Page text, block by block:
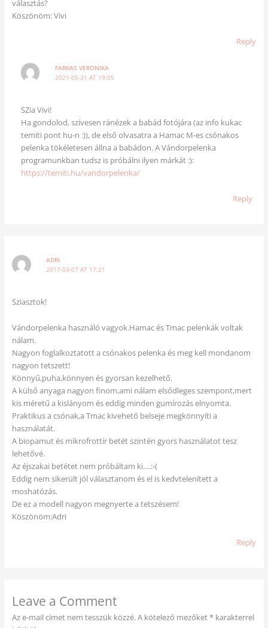
választás?
Köszönöm: Vivi
Reply
FARKAS VERONIKA
2021-05-31 AT 19:05
SZia Vivi!
Ha gondolod, szívesen ránézek a babád fotójára (az info kukac
temiti pont hu-n :)), de első olvasatra a Hamac M-es csónakos
pelenka tökéletesen állna a babádon. A Vándorpelenka
programunkban tudsz is próbálni ilyen márkát :):
https://temiti.hu/vandorpelenka/
Reply
ADRI
2017-03-07 AT 17:21
Sziasztok!
Vándorpelenka használó vagyok.Hamac és Tmac pelenkák voltak
nálam.
Nagyon foglalkoztatott a csónakos pelenka és meg kell mondanom
nagyon tetszett!
Könnyű,puha,könnyen és gyorsan kezelhető.
A külső anyaga nagyon finom,ami nálam elsődleges szempont,mert
kis méretű a kislányom és eddig minden gumírozás elnyomta.
Praktikus a csónak,a Tmac kivehető belseje megkönnyíti a
használatát.
A biopamut és mikrofrottír betét szintén gyors használatot tesz
lehetővé.
Az éjszakai betétet nem próbáltam ki….:-(
Eddig nem sikerült jól választanom és el is kedvtelenített a
moshatózás.
De ez a modell nagyon megnyerte a tetszésem!
Köszönöm:Adri
Reply
Leave a Comment
Az e-mail címet nem tesszük közzé.A kötelező mezőket*karakterrel